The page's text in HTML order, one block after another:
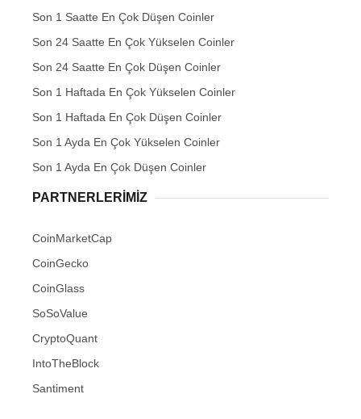
Son 1 Saatte En Çok Düşen Coinler
Son 24 Saatte En Çok Yükselen Coinler
Son 24 Saatte En Çok Düşen Coinler
Son 1 Haftada En Çok Yükselen Coinler
Son 1 Haftada En Çok Düşen Coinler
Son 1 Ayda En Çok Yükselen Coinler
Son 1 Ayda En Çok Düşen Coinler
PARTNERLERIMIZ
CoinMarketCap
CoinGecko
CoinGlass
SoSoValue
CryptoQuant
IntoTheBlock
Santiment